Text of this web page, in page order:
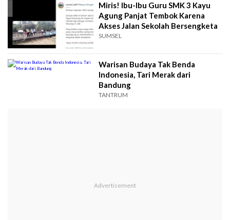
Miris! Ibu-Ibu Guru SMK 3 Kayu
Agung Panjat Tembok Karena
Akses Jalan Sekolah Bersengketa
SUMSEL
Warisan Budaya Tak Benda
Indonesia, Tari Merak dari
Bandung
TANTRUM